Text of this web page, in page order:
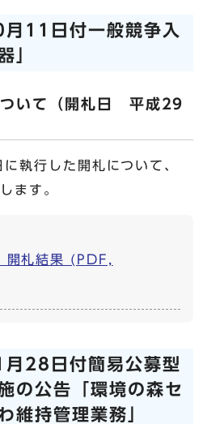
11日付一般競争入
」
ついて（開札日 平成29
執行した開札について、
ます。
開札結果 (PDF,
28日付簡易公募型
の公告「環境の森セ
維持管理業務」